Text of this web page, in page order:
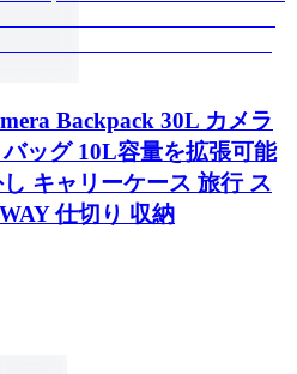
Backpack 30L カメラ
ッグ 10L容量を拡張可能
キャリーケース 旅行 ス
仕切り 収納